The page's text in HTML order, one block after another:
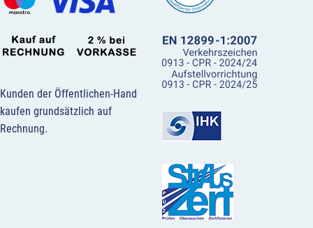
Kunden der Öffentlichen-Hand
kaufen grundsätzlich auf
Rechnung.